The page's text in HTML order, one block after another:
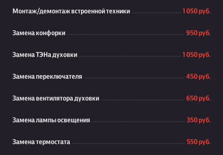
Монтаж/демонтаж встроенной техники 1 050 руб.
Замена конфорки 950 руб.
Замена ТЭНа духовки 1 050 руб.
Замена переключателя 450 руб.
Замена вентилятора духовки 650 руб.
Замена лампы освещения 350 руб.
Замена термостата 550 руб.